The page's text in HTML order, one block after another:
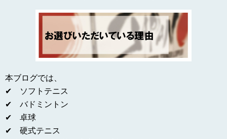
本ブログでは、
✔ ソフトテニス
✔ バドミントン
✔ 卓球
✔ 硬式テニス